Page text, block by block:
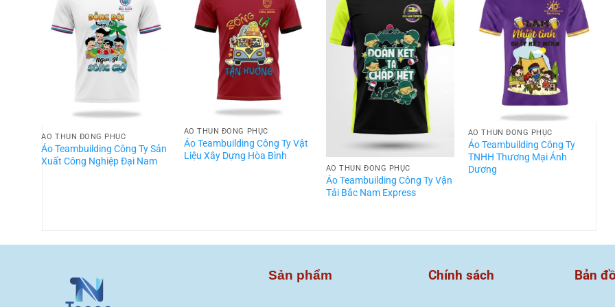
ÁO THUN ĐỒNG PHỤC
Áo Teambuilding Công Ty Sản
Xuất Công Nghiệp Đại Nam
ÁO THUN ĐỒNG PHỤC
Áo Teambuilding Công Ty Vật
Liệu Xây Dựng Hòa Bình
ÁO THUN ĐỒNG PHỤC
Áo Teambuilding Công Ty Vận
Tải Bắc Nam Express
ÁO THUN ĐỒNG PHỤC
Áo Teambuilding Công Ty
TNHH Thương Mại Ánh
Dương
Sản phẩm Chính sách Bản đồ